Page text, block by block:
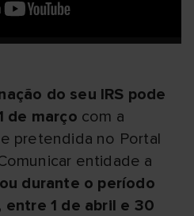
do seu IRS pode
de março com a
pretendida no Portal
entidade a
ou durante o período
entre 1 de abril e 30